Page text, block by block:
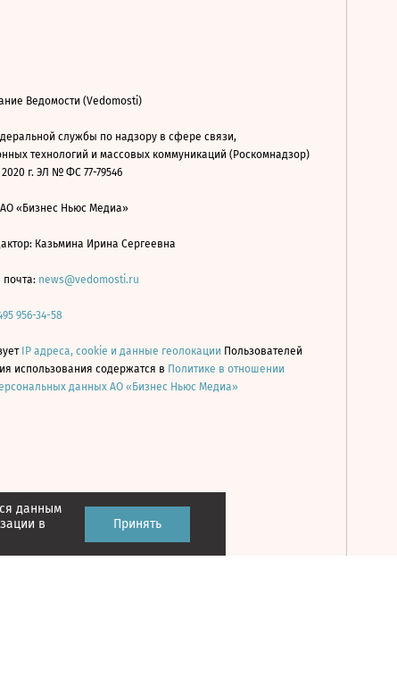
данным
в
Принять
Ведомости (Vedomosti)
службы по надзору в сфере связи,
технологий и массовых коммуникаций (Роскомнадзор)
г. ЭЛ № ФС 77-79546
«Бизнес Ньюс Медиа»
Казьмина Ирина Сергеевна
почта: news@vedomosti.ru
956-34-58
IP адреса, cookie и данные геолокации Пользователей
использования содержатся в Политике в отношении
данных АО «Бизнес Ньюс Медиа»